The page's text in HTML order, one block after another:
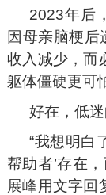
2023年后
因母亲脑梗后
收入减少，而
躯体僵硬更可
好在，低迷
“我想明白
帮助者’存在
展峰用文字回